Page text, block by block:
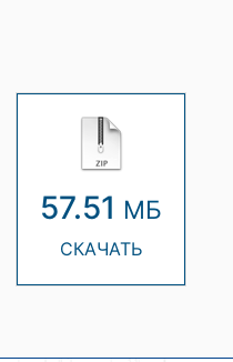
57.51 МБ
СКАЧАТЬ